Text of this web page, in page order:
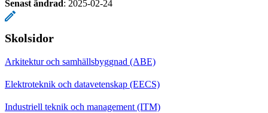
Senast ändrad: 2025-02-24
Skolsidor
Arkitektur och samhällsbyggnad (ABE)
Elektroteknik och datavetenskap (EECS)
Industriell teknik och management (ITM)